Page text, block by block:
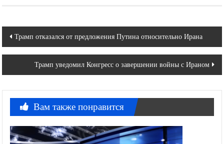
Навигация
по
записям
Трамп отказался от предложения Путина относительно Ирана
Трамп уведомил Конгресс о завершении войны с Ираном
Вам также понравится